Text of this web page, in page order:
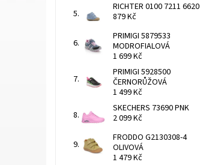
RICHTER 0100 7211 6620
879 Kč
PRIMIGI 5879533
MODROFIALOVÁ
1 699 Kč
PRIMIGI 5928500
ČERNORŮŽOVÁ
1 499 Kč
SKECHERS 73690 PNK
2 099 Kč
FRODDO G2130308-4
OLIVOVÁ
1 479 Kč